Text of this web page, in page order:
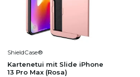
ShieldCase®
Kartenetui mit Slide iPhone
13 Pro Max (Rosa)